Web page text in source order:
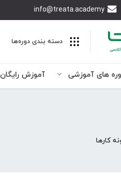
info@treata.academy
دسته بندی‌ دوره‌ها
های آموزشی آموزش رایگان
کارها